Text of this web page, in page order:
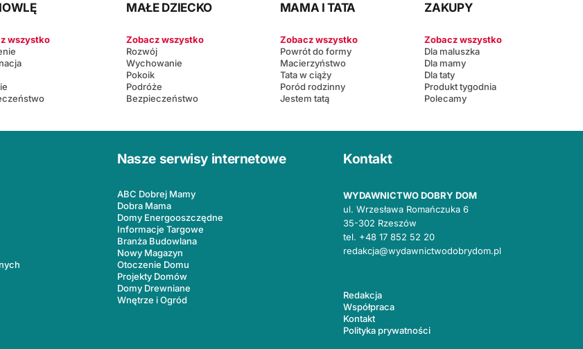
wszystko
MAŁE DZIECKO
Zobacz wszystko
Rozwój
Wychowanie
Pokoik
Podróże
Bezpieczeństwo
MAMA I TATA
Zobacz wszystko
Powrót do formy
Macierzyństwo
Tata w ciąży
Poród rodzinny
Jestem tatą
ZAKUPY
Zobacz wszystko
Dla maluszka
Dla mamy
Dla taty
Produkt tygodnia
Polecamy
Nasze serwisy internetowe
ABC Dobrej Mamy
Dobra Mama
Domy Energooszczędne
Informacje Targowe
Branża Budowlana
Nowy Magazyn
Otoczenie Domu
Projekty Domów
Domy Drewniane
Wnętrze i Ogród
Kontakt
WYDAWNICTWO DOBRY DOM
ul. Wrzesława Romańczuka 6
35-302 Rzeszów
tel. +48 17 852 52 20
redakcja@wydawnictwodobrydom.pl
Redakcja
Współpraca
Kontakt
Polityka prywatności